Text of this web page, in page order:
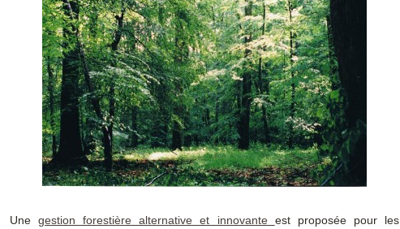
Unegestion forestière alternative et innovante est proposée pour les